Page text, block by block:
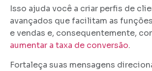
Isso ajuda você a criar perfis de
avançados que facilitam as
e vendas e, consequentemente,
aumentar a taxa de conversão.
Fortaleça suas mensagens